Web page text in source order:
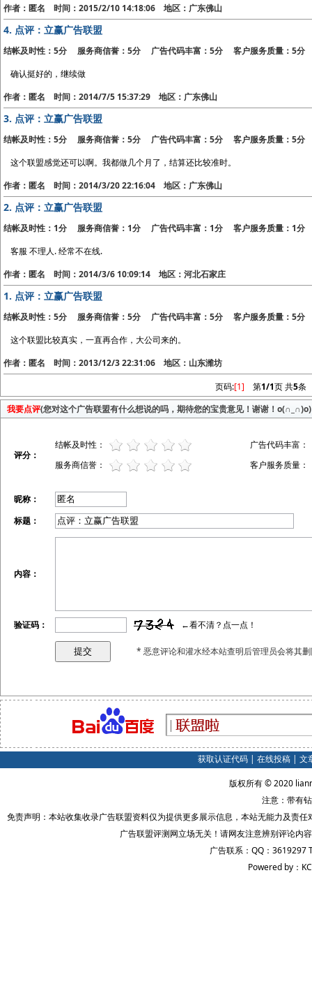
作者：匿名 时间：2015/2/10 14:18:06 地区：广东佛山
4. 点评：立赢广告联盟
结帐及时性：5分 服务商信誉：5分 广告代码丰富：5分 客户服务质量：5分
确认挺好的，继续做
作者：匿名 时间：2014/7/5 15:37:29 地区：广东佛山
3. 点评：立赢广告联盟
结帐及时性：5分 服务商信誉：5分 广告代码丰富：5分 客户服务质量：5分
这个联盟感觉还可以啊。我都做几个月了，结算还比较准时。
作者：匿名 时间：2014/3/20 22:16:04 地区：广东佛山
2. 点评：立赢广告联盟
结帐及时性：1分 服务商信誉：1分 广告代码丰富：1分 客户服务质量：1分
客服 不理人. 经常不在线.
作者：匿名 时间：2014/3/6 10:09:14 地区：河北石家庄
1. 点评：立赢广告联盟
结帐及时性：5分 服务商信誉：5分 广告代码丰富：5分 客户服务质量：5分
这个联盟比较真实，一直再合作，大公司来的。
作者：匿名 时间：2013/12/3 22:31:06 地区：山东潍坊
页码:[1] 第1/1页 共5条
我要点评(您对这个广告联盟有什么想说的吗，期待您的宝贵意见！谢谢！o(∩_∩)o)
评分：
结帐及时性：
广告代码丰富：
服务商信誉：
客户服务质量：
昵称：
标题：
内容：
验证码： ←看不清？点一点！
* 恶意评论和灌水经本站查明后管理员会将其
获取认证代码| 在线投稿| 文
版权所有 © 2020
注意：带有
免责声明：本站收集收录广告联盟资料仅为提供更多展示信息，本站无能力及责
广告联盟评测网立场无关！请网友注意辨别评论内
广告联系：QQ：3619297
Powered by：